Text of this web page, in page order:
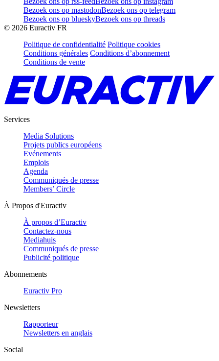
Bezoek ons op mastodonBezoek ons op telegram
Bezoek ons op blueskyBezoek ons op threads
© 2026 Euractiv FR
Politique de confidentialité Politique cookies
Conditions générales Conditions d’abonnement
Conditions de vente
Services
Media Solutions
Projets publics européens
Evénements
Emplois
Agenda
Communiqués de presse
Members’ Circle
À Propos d'Euractiv
À propos d’Euractiv
Contactez-nous
Mediahuis
Communiqués de presse
Publicité politique
Abonnements
Euractiv Pro
Newsletters
Rapporteur
Newsletters en anglais
Social